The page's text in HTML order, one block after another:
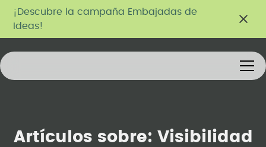
¡Descubre la campaña Embajadas de
Ideas!
Artículos sobre: Visibilidad